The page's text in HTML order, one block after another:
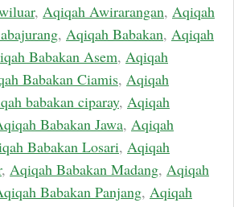
, Aqiqah Awirarangan, Aqiqah
, Aqiqah Babakan, Aqiqah
Babakan Asem, Aqiqah
Babakan Ciamis, Aqiqah
babakan ciparay, Aqiqah
Babakan Jawa, Aqiqah
Babakan Losari, Aqiqah
, Aqiqah Babakan Madang, Aqiqah
Babakan Panjang, Aqiqah